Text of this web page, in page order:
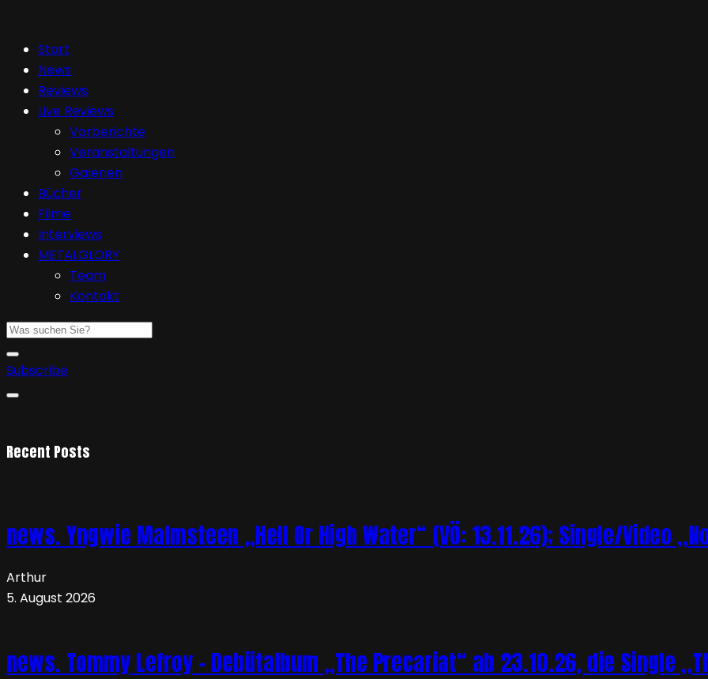
Start
News
Reviews
Live Reviews
Vorberichte
Veranstaltungen
Galerien
Bücher
Filme
Interviews
METALGLORY
Team
Kontakt
Subscribe
Recent Posts
news. Yngwie Malmsteen „Hell Or High Water“ (VÖ: 13.11.26); Single/Video
Arthur
5. August 2026
news. Tommy Lefroy – Debütalbum „The Precariat“ ab 23.10.26, die Single